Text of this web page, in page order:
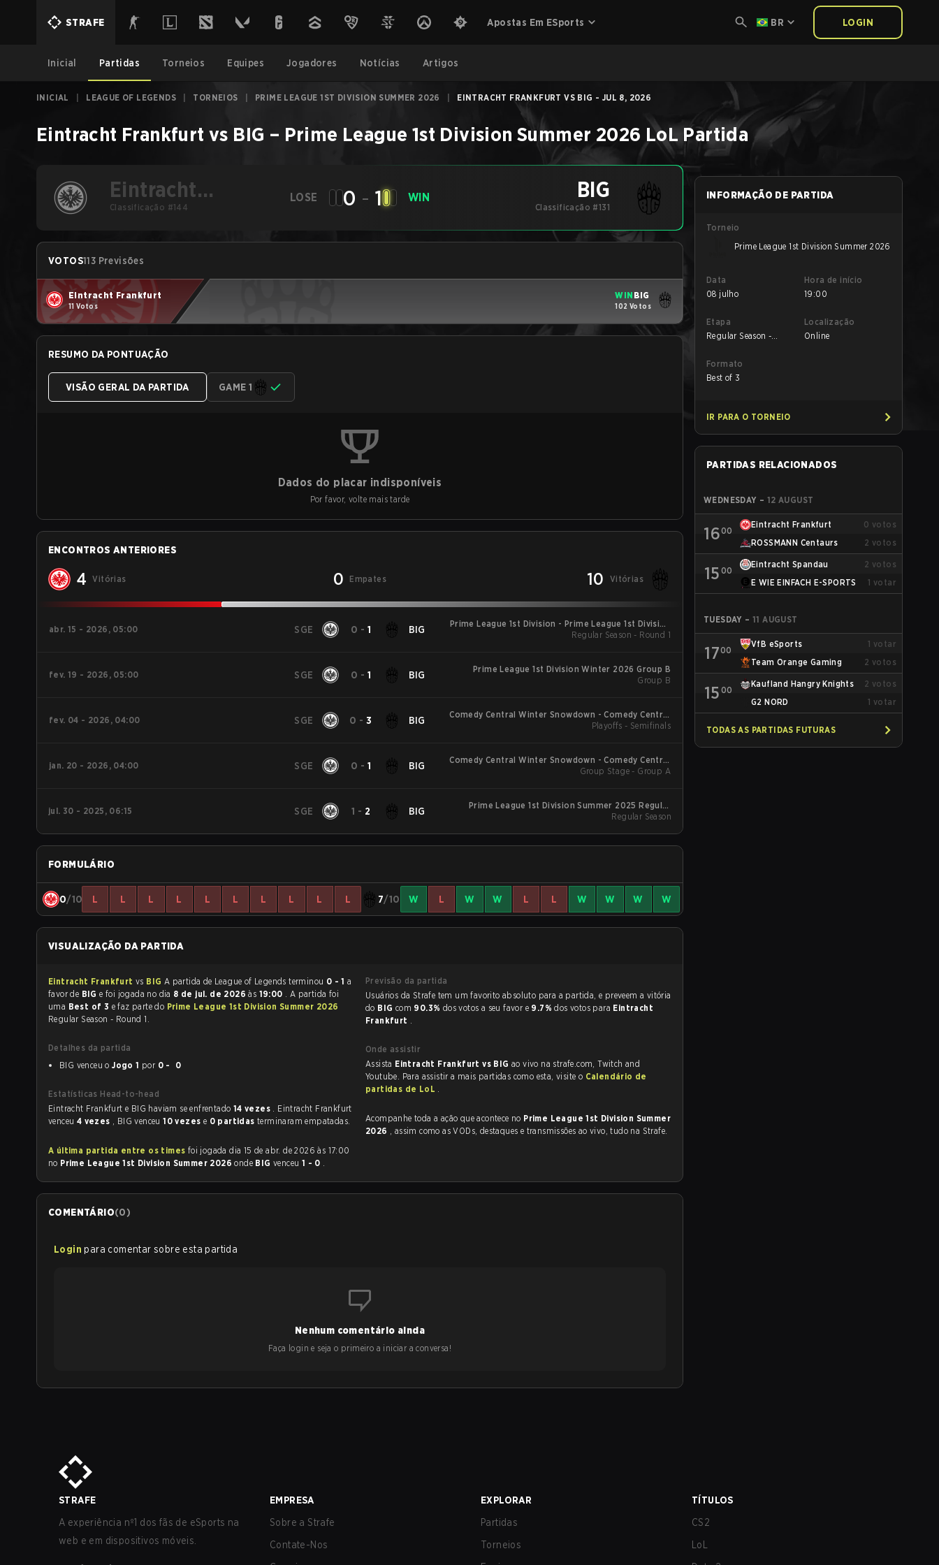
STRAFE Apostas Em ESports BR LOGIN
Inicial Partidas Torneios Equipes Jogadores Notícias Artigos
INICIAL LEAGUE OF LEGENDS TORNEIOS PRIME LEAGUE 1ST DIVISION SUMMER 2026 EINTRACHT FRANKFURT VS BIG - JUL 8, 2026
Eintracht Frankfurt vs BIG – Prime League 1st Division Summer 2026 LoL Partida
Eintracht
Frankfurt
Classificação #144
LOSE 0 - 1 WIN BIG
Classificação #131
VOTOS113 Previsões
Eintracht Frankfurt
11 Votos
WIN BIG
102 Votos
RESUMO DA PONTUAÇÃO
VISÃO GERAL DA PARTIDA GAME 1
Dados do placar indisponíveis
Por favor, volte mais tarde
ENCONTROS ANTERIORES
4 Vitórias 0 Empates 10 Vitórias
abr. 15 - 2026, 05:00 SGE 0 - 1 BIG
Prime League 1st Division - Prime League 1st Division
Spring 2026
Regular Season - Round 1
fev. 19 - 2026, 05:00 SGE 0 - 1 BIG
Prime League 1st Division Winter 2026 Group B
Group B
fev. 04 - 2026, 04:00 SGE 0 -3 BIG
Comedy Central Winter Snowdown - Comedy Central
Winter Snowdown 2026
Playoffs - Semifinals
jan. 20 - 2026, 04:00 SGE 0 - 1 BIG
Comedy Central Winter Snowdown - Comedy Central
Winter Snowdown 2026
Group Stage - Group A
jul. 30 - 2025, 06:15 SGE 1 - 2 BIG
Prime League 1st Division Summer 2025 Regular
Season
Regular Season
FORMULÁRIO
0/10 L L L L L L L L L L 7/10 W L W W L L W W W W
VISUALIZAÇÃO DA PARTIDA
Eintracht Frankfurt vs BIG A partida de League of Legends terminou 0 - 1 a
favor de BIG e foi jogada no dia 8 de jul. de 2026às 19:00 . A partida foi
uma Best of 3 e faz parte do Prime League 1st Division Summer 2026
Regular Season - Round 1.
Detalhes da partida
BIG venceu oJogo 1 por 0 - 0
Estatísticas Head-to-head
Eintracht Frankfurt e BIG haviam se enfrentado 14 vezes . Eintracht Frankfurt
venceu 4 vezes , BIG venceu10 vezes e 0 partidas terminaram empatadas.
A última partida entre os times
no Prime League 1st Division Summer 2026onde BIG venceu 1 - 0 .
Previsão da partida
Usuários da Strafe tem um favorito absoluto para a partida, e preveem a vitória
do BIG com 90.3% dos votos a seu favor e 9.7%dos votos para Eintracht
Frankfurt .
Onde assistir
Assista Eintracht Frankfurt vs BIG ao vivo na strafe.com, Twitch and
Youtube. Para assistir a mais partidas como esta, visite o Calendário de
partidas de LoL .
Acompanhe toda a ação que acontece no Prime League 1st Division Summer
2026
, assim como as VODs, destaques e transmissões ao vivo, tudo na Strafe.
COMENTÁRIO(0)
Login para comentar sobre esta partida
Nenhum comentário ainda
Faça login e seja o primeiro a iniciar a conversa!
INFORMAÇÃO DE PARTIDA
Torneio
Prime League 1st Division Summer 2026
Data
08 julho
Hora de início
19:00
Etapa
Regular Season -
Localização
Online
Formato
Best of 3
IR PARA O TORNEIO
PARTIDAS RELACIONADOS
WEDNESDAY – 12 AUGUST
1600
Eintracht Frankfurt 0 votos
ROSSMANN Centaurs
2 votos
15 00
Eintracht Spandau 2 votos
E WIE EINFACH E-SPORTS
1 votar
TUESDAY – 11 AUGUST
1700
VfB eSports 1 votar
Team Orange Gaming
2 votos
15 00
Kaufland Hangry Knights 2 votos
G2 NORD
1 votar
TODAS AS PARTIDAS FUTURAS
STRAFE
A experiência nº1 dos fãs de eSports na
web e em dispositivos móveis.
EMPRESA
Sobre a Strafe
Contate-Nos
EXPLORAR
Partidas
Torneios
TÍTULOS
CS2
LoL